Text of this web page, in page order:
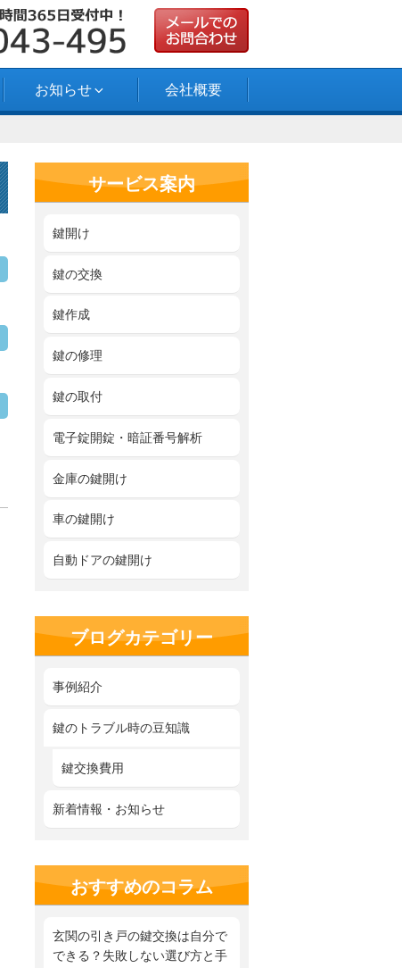
お知らせ 会社概要
サービス案内
鍵開け
鍵の交換
鍵作成
鍵の修理
鍵の取付
電子錠開錠・暗証番号解析
金庫の鍵開け
車の鍵開け
自動ドアの鍵開け
ブログカテゴリー
事例紹介
鍵のトラブル時の豆知識
鍵交換費用
新着情報・お知らせ
おすすめのコラム
玄関の引き戸の鍵交換は自分で
できる？失敗しない選び方と手